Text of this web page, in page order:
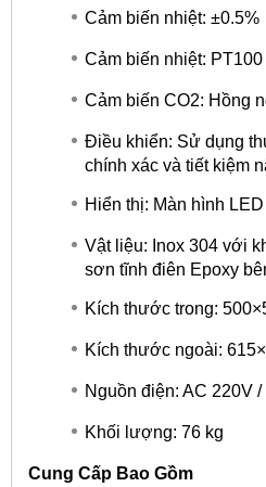
Cảm biến nhiệt: ±0.5%
Cảm biến nhiệt: PT100
Cảm biến CO2: Hồng
Điều khiển: Sử dụng
chính xác và tiết kiệm
Hiển thị: Màn hình LED
Vật liệu: Inox 304 với
sơn tĩnh điên Epoxy
Kích thước trong:
Kích thước ngoài:
Nguồn điện: AC 220V /
Khối lượng: 76 kg
Cung Cấp Bao Gồm